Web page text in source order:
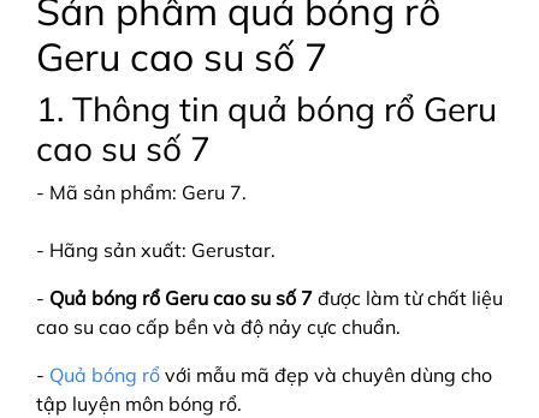
Sản phẩm quả bóng rổ
Geru cao su số 7
1. Thông tin quả bóng rổ Geru
cao su số 7
- Mã sản phẩm: Geru 7.
- Hãng sản xuất: Gerustar.
- Quả bóng rổ Geru cao su số 7 được làm từ chất liệu
cao su cao cấp bền và độ nảy cực chuẩn.
- Quả bóng rổ với mẫu mã đẹp và chuyên dùng cho
tập luyện môn bóng rổ.